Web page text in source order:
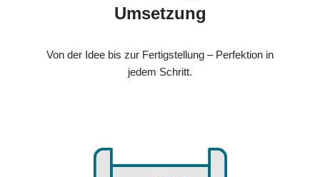
Umsetzung
Von der Idee bis zur Fertigstellung – Perfektion in
jedem Schritt.